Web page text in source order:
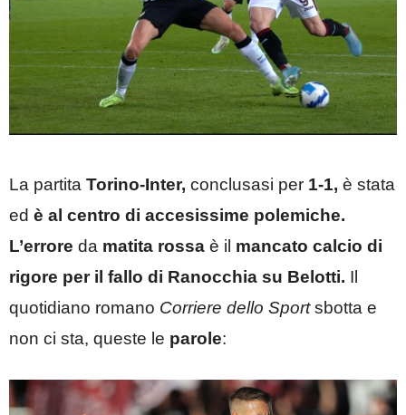
La partita Torino-Inter, conclusasi per 1-1, è stata
ed è al centro di accesissime polemiche.
L’errore da matita rossa è il mancato calcio di
rigore per il fallo di Ranocchia su Belotti. Il
quotidiano romano Corriere dello Sport sbotta e
non ci sta, queste le parole: